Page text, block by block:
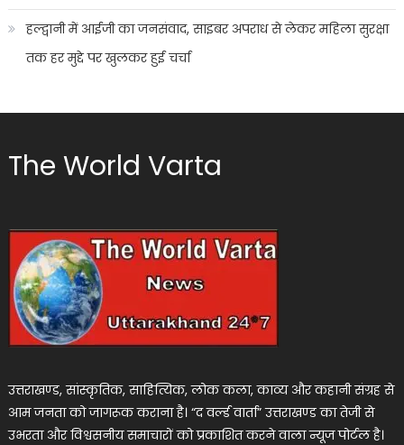
हल्द्वानी में आईजी का जनसंवाद, साइबर अपराध से लेकर महिला सुरक्षा
तक हर मुद्दे पर खुलकर हुई चर्चा
The World Varta
उत्तराखण्ड, सांस्कृतिक, साहित्यिक, लोक कला, काव्य और कहानी संग्रह से
आम जनता को जागरूक कराना है। “द वर्ल्ड वार्ता” उत्तराखण्ड का तेजी से
उभरता और विश्वसनीय समाचारों को प्रकाशित करने वाला न्यूज पोर्टल है।